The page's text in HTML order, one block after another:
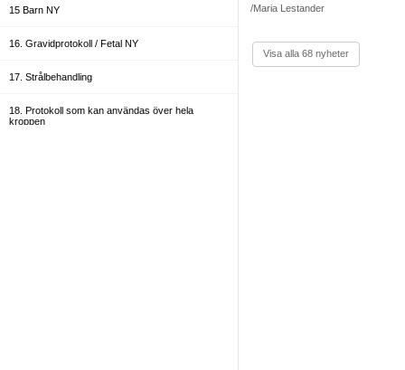
15 Barn NY
16. Gravidprotokoll / Fetal NY
17. Strålbehandling
18. Protokoll som kan användas över hela
kroppen
/Maria Lestander
Visa alla 68 nyheter